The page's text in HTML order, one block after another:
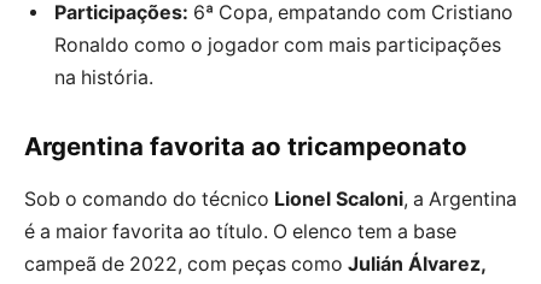
Participações: 6ª Copa, empatando com Cristiano
Ronaldo como o jogador com mais participações
na história.
Argentina favorita ao tricampeonato
Sob o comando do técnico Lionel Scaloni, a Argentina
é a maior favorita ao título. O elenco tem a base
campeã de 2022, com peças como Julián Álvarez,